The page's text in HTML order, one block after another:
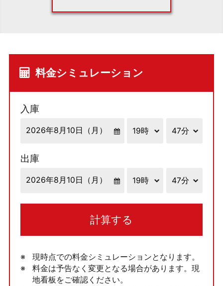
料金シミュレーション
入庫
出庫
計算する
現時点での料金シミュレーションとなります。
料金は予告なく変更となる場合があります。現
地看板をご確認ください。